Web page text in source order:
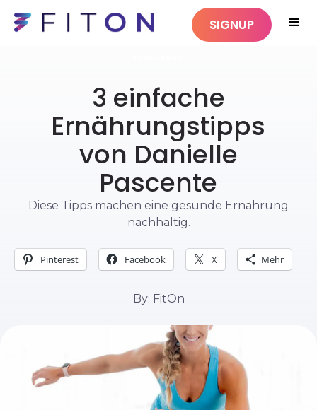
SIGNUP
3 einfache
Ernährungstipps
von Danielle
Pascente
Diese Tipps machen eine gesunde Ernährung
nachhaltig.
Pinterest Facebook X Mehr
By: FitOn